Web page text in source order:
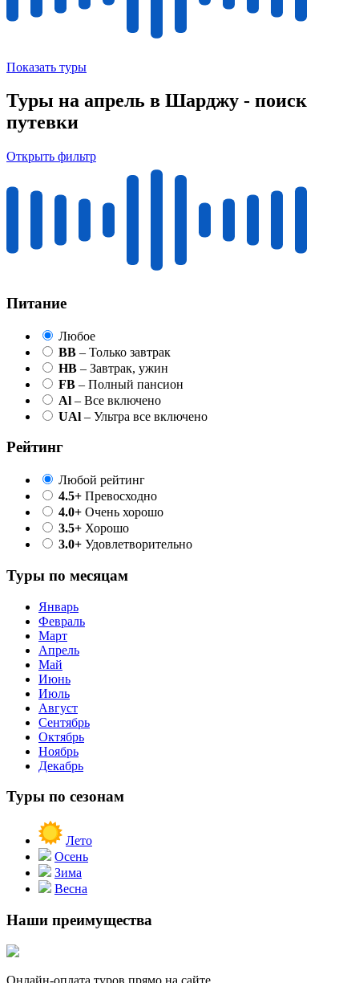
Показать туры
Туры на апрель в Шарджу - поиск
путевки
Открыть фильтр
Питание
Любое
BB – Только завтрак
HB – Завтрак, ужин
FB – Полный пансион
Al – Все включено
UAl – Ультра все включено
Рейтинг
Любой рейтинг
4.5+ Превосходно
4.0+ Очень хорошо
3.5+ Хорошо
3.0+ Удовлетворительно
Туры по месяцам
Январь
Февраль
Март
Апрель
Май
Июнь
Июль
Август
Сентябрь
Октябрь
Ноябрь
Декабрь
Туры по сезонам
Лето
Осень
Зима
Весна
Наши преимущества
Онлайн-оплата туров прямо на сайте